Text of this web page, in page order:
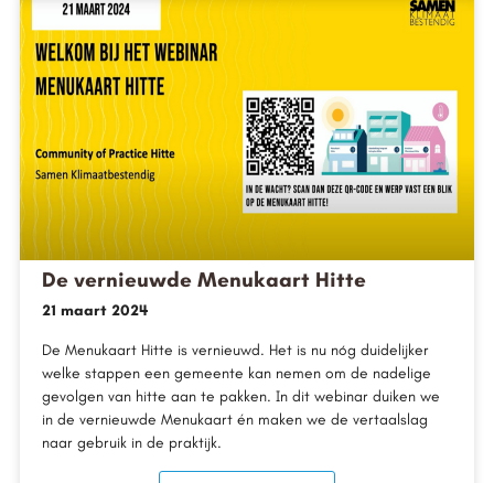
De vernieuwde Menukaart Hitte
21 maart 2024
De Menukaart Hitte is vernieuwd. Het is nu nóg duidelijker
welke stappen een gemeente kan nemen om de nadelige
gevolgen van hitte aan te pakken. In dit webinar duiken we
in de vernieuwde Menukaart én maken we de vertaalslag
naar gebruik in de praktijk.